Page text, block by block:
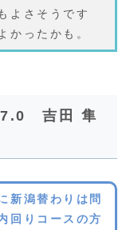
よさそうです
かったかも。
吉田 隼
新潟替わりは問
回りコースの方